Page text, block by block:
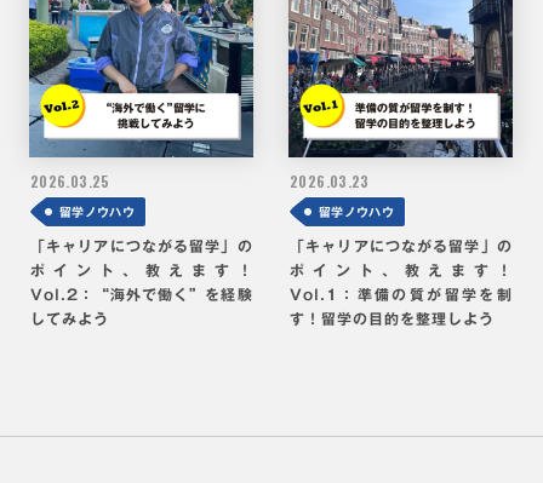
2026. 03.25
留学ノウハウ
「キャリアにつながる留学」の
ポイント、教えます！
Vol.2：“海外で働く”を経験
してみよう
2026. 03.23
留学ノウハウ
「キャリアにつながる留学」の
ポイント、教えます！
Vol.1：準備の質が留学を制
す！留学の目的を整理しよう